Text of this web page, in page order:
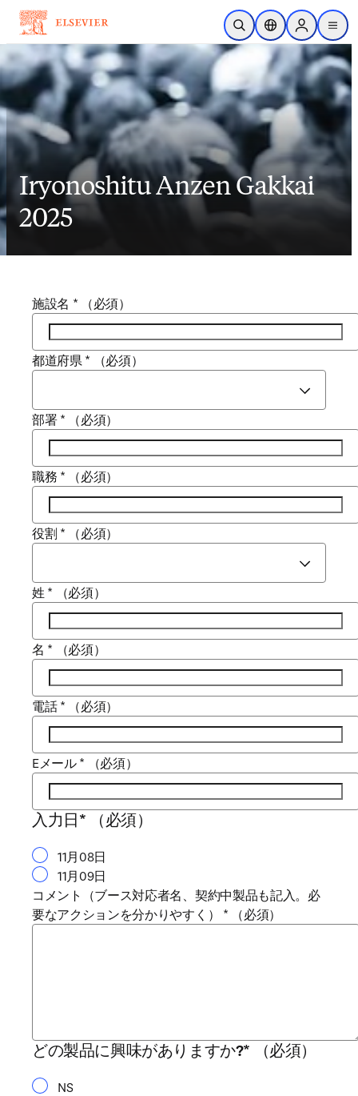
メインのコンテンツにスキップ
検索を開くロケーションセレ
Sign in to
menu
Iryonoshitu Anzen Gakkai
2025
施設名 * （必須）
都道府県 * （必須）
部署 * （必須）
職務 * （必須）
役割 * （必須）
姓 * （必須）
名 * （必須）
電話 * （必須）
Eメール * （必須）
入力日* （必須）
11月08日
11月09日
コメント（ブース対応者名、契約中製品も記入。必
要なアクションを分かりやすく）
* （必須）
どの製品に興味がありますか?* （必須）
NS